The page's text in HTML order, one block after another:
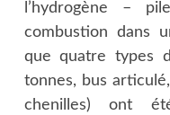
l’hydrogène –
combustion dans
que quatre types
tonnes, bus
chenilles) ont